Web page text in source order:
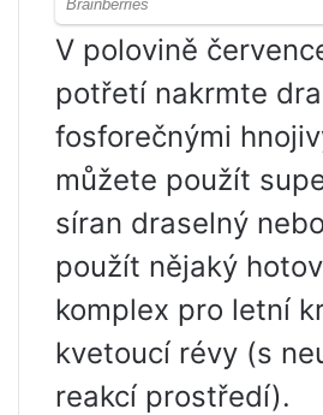
V polovině
potřetí nakrmte
fosforečnými
můžete použít
síran draselný
použít nějaký
komplex pro letní
kvetoucí révy (s
reakcí prostředí).